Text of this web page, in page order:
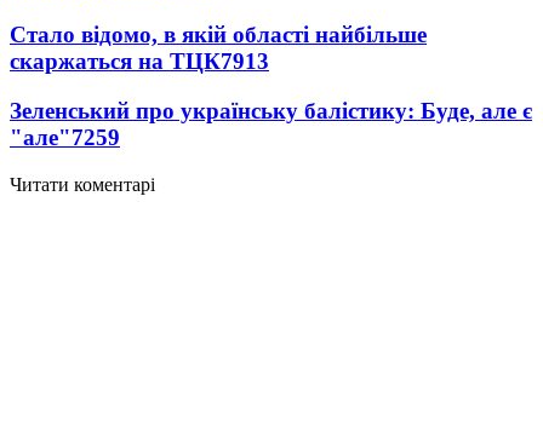
Стало відомо, в якій області найбільше
скаржаться на ТЦК7913
Зеленський про українську балістику: Буде, але є
"але"7259
Читати коментарі